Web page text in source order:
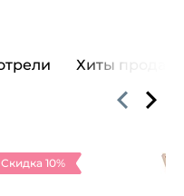
Хиты продаж
Скидка 10%